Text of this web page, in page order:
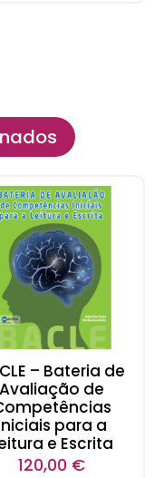
– Bateria de
Avaliação de
para a
e Escrita
120,00 €